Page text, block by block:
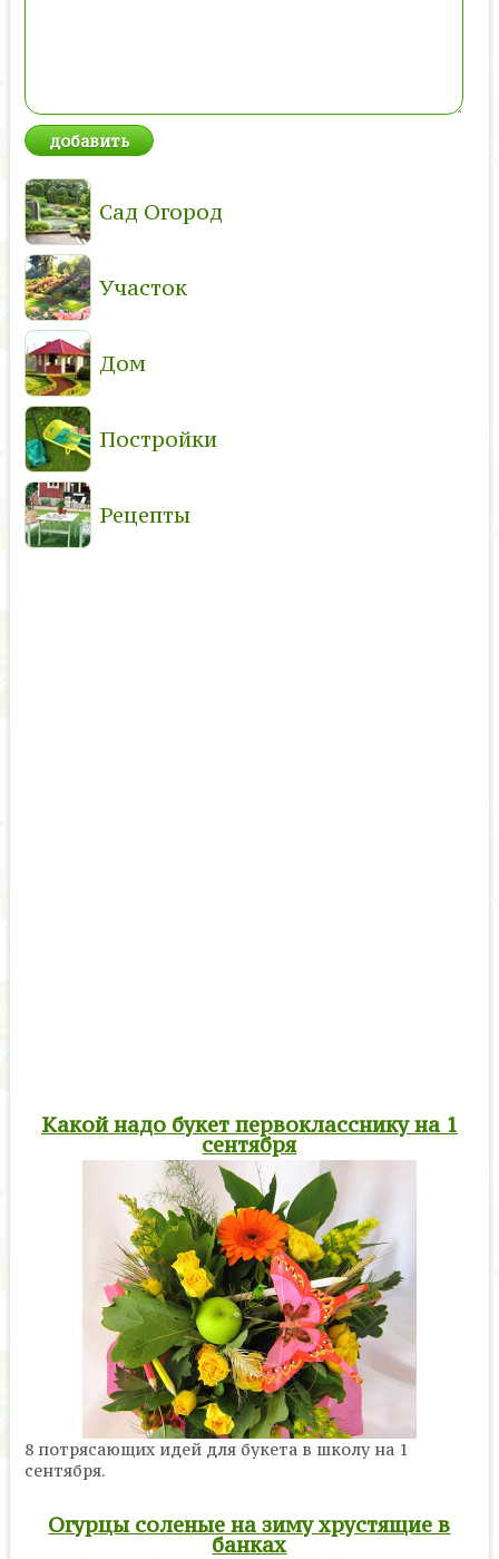
Сад Огород
Участок
Дом
Постройки
Рецепты
Какой надо букет первокласснику на 1
сентября
8 потрясающих идей для букета в школу на 1
сентября.
Огурцы соленые на зиму хрустящие в
банках